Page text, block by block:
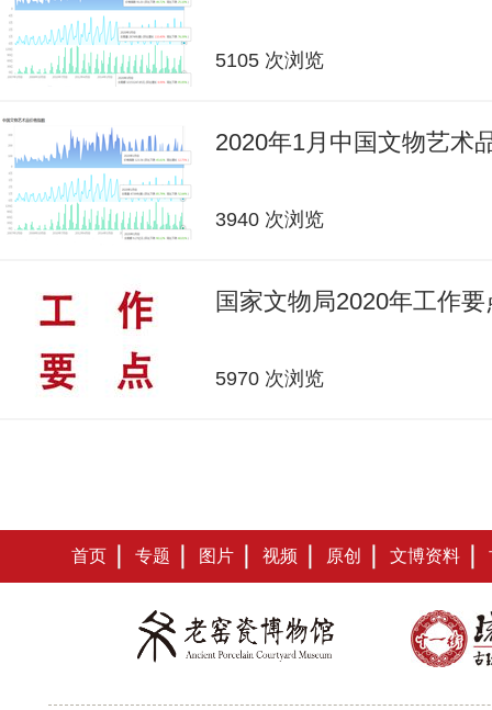
5105 次浏览
2020年1月中国文物艺术
3940 次浏览
国家文物局2020年工作要
5970 次浏览
首页 专题 图片 视频 原创 文博资料